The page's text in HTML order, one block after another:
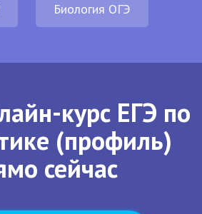
Биология ОГЭ
курс ЕГЭ по
(профиль)
сейчас